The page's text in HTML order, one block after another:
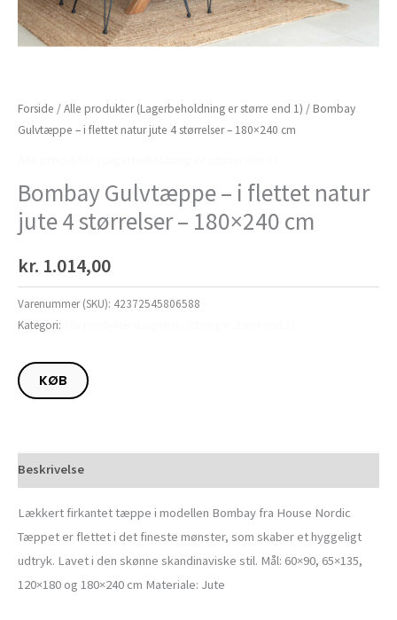
Forside /Alle produkter (Lagerbeholdning er større end 1) / Bombay
Gulvtæppe – i flettet natur jute 4 størrelser – 180×240 cm
Bombay Gulvtæppe – i flettet natur
jute 4 størrelser – 180×240 cm
kr. 1.014,00
Varenummer (SKU): 42372545806588
Kategori:
KØB
Beskrivelse
Lækkert firkantet tæppe i modellen Bombay fra House Nordic
Tæppet er flettet i det fineste mønster, som skaber et hyggeligt
udtryk. Lavet i den skønne skandinaviske stil. Mål: 60×90, 65×135,
120×180 og 180×240 cm Materiale: Jute